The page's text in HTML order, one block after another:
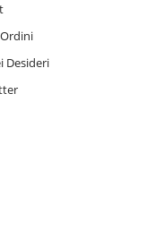
Desideri